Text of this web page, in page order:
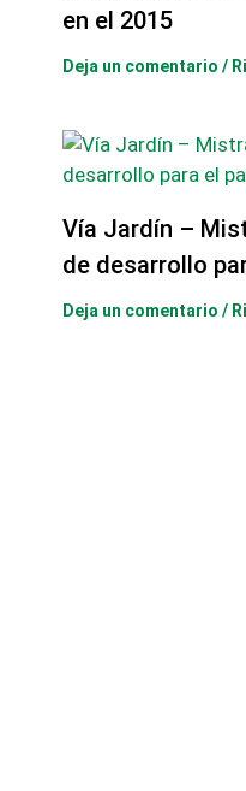
en el 2015
Deja un comentario /
Vía Jardín –
de desarrollo
Deja un comentario /